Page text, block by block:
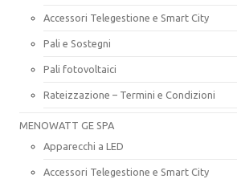
Accessori Telegestione e Smart City
Pali e Sostegni
Pali fotovoltaici
Rateizzazione – Termini e Condizioni
MENOWATT GE SPA
Apparecchi a LED
Accessori Telegestione e Smart City